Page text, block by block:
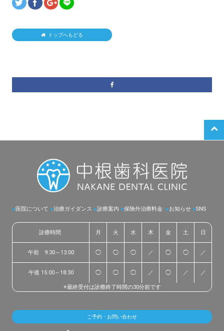
トップへもどる
● 医院について ●治療ガイダンス ●診療案内 ●保険外治療料金 ●お知らせ ●SNS
診療時間 月 火 水 木 金 土 日
午前 9:30～13:00 ◯ ◯ ◯ ／ ◯ ◯ ／
午後 15:00～18:30 ◯ ◯ ◯ ／ ◯ ／ ／
※最終受付は診療終了時間の30分前です
ご予約・お問い合わせ